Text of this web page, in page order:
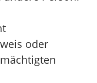
oder